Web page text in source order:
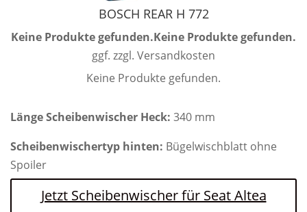
BOSCH REAR H 772
Keine Produkte gefunden.Keine Produkte gefunden.
ggf. zzgl. Versandkosten
Keine Produkte gefunden.
Länge Scheibenwischer Heck: 340 mm
Scheibenwischertyp hinten: Bügelwischblatt ohne
Spoiler
Jetzt Scheibenwischer für Seat Altea